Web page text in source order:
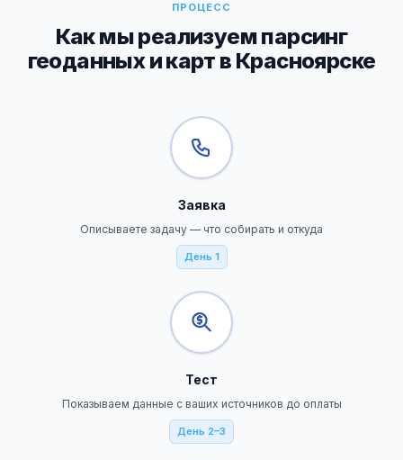
ПРОЦЕСС
Как мы реализуем парсинг
геоданных и карт в Красноярске
Заявка
Описываете задачу — что собирать и откуда
День 1
Тест
Показываем данные с ваших источников до оплаты
День 2–3